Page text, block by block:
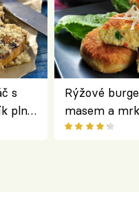
s
plný
Rýžové
masem a
salátem –